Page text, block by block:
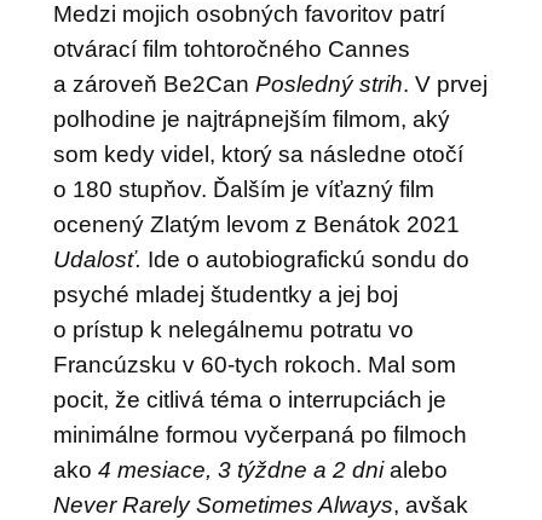
Medzi mojich osobných favoritov patrí
otvárací film tohtoročného Cannes
a zároveň Be2Can Posledný strih. V prvej
polhodine je najtrápnejším filmom, aký
som kedy videl, ktorý sa následne otočí
o 180 stupňov. Ďalším je víťazný film
ocenený Zlatým levom z Benátok 2021
Udalosť. Ide o autobiografickú sondu do
psyché mladej študentky a jej boj
o prístup k nelegálnemu potratu vo
Francúzsku v 60-tych rokoch. Mal som
pocit, že citlivá téma o interrupciách je
minimálne formou vyčerpaná po filmoch
ako 4 mesiace, 3 týždne a 2 dnialebo
Never Rarely Sometimes Always, avšak